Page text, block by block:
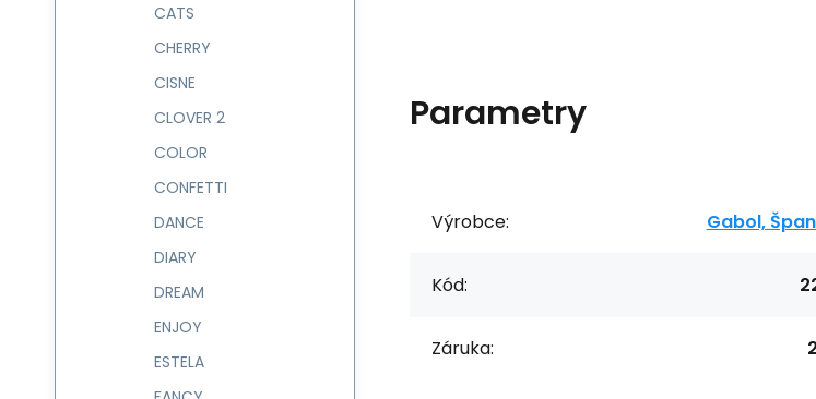
Parametry
Výrobce: Gabol,
Kód:
Záruka:
CATS
CHERRY
CISNE
CLOVER 2
COLOR
CONFETTI
DANCE
DIARY
DREAM
ENJOY
ESTELA